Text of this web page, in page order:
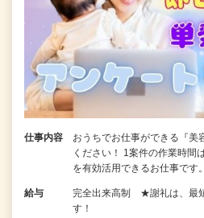
仕事内容
おうちでお仕事ができる『美
ください！ 1案件の作業時間
を有効活用できるお仕事で
給与
完全出来高制 ★謝礼は、最
す！